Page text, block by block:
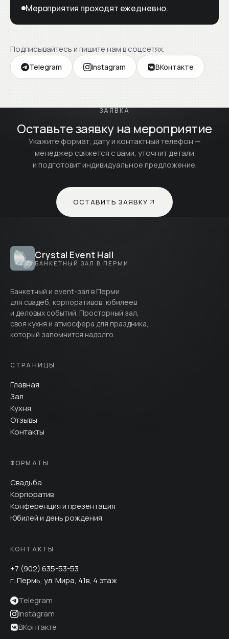
Мероприятия проходят ежедневно.
Подписывайтесь и пишите нам в соцсетях.
Telegram Instagram ВКонтакте
ЗАЯВКА
Оставьте заявку на мероприятие
Укажите формат, дату и контактный телефон —
менеджер свяжется с вами, уточнит детали
и подготовит индивидуальное предложение.
ОСТАВИТЬ ЗАЯВКУ
Crystal Event Hall
БАНКЕТНЫЙ ЗАЛ В ПЕРМИ
Банкетный и event-зал в Перми
для свадеб, корпоративов, юбилеев
и деловых событий. Просторный зал,
своя кухня и атмосфера для праздника,
который запомнится надолго.
СТРАНИЦЫ
Главная
Зал
Кухня
Отзывы
Контакты
ФОРМАТЫ
Свадьба
Корпоратив
Конференция и презентация
Юбилей и день рождения
КОНТАКТЫ
+7 (902) 635-53-53
г. Пермь, ул. Мира, 41в, 4 этаж
Telegram
Instagram
ВКонтакте